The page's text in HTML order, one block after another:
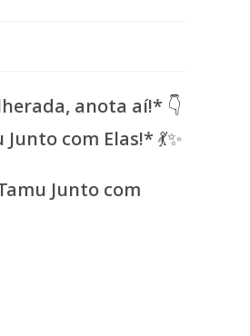
Junto com